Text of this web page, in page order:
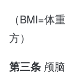
（BMI=体
方）
第三条 颅